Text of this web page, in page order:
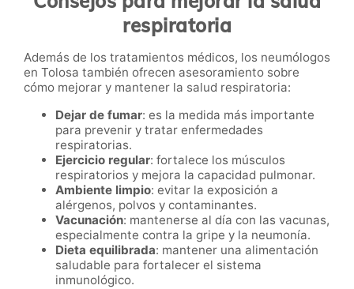
respiratoria
Además de los tratamientos médicos, los neumólogos
en Tolosa también ofrecen asesoramiento sobre
cómo mejorar y mantener la salud respiratoria:
Dejar de fumar: es la medida más importante
para prevenir y tratar enfermedades
respiratorias.
Ejercicio regular: fortalece los músculos
respiratorios y mejora la capacidad pulmonar.
Ambiente limpio: evitar la exposición a
alérgenos, polvos y contaminantes.
Vacunación: mantenerse al día con las vacunas,
especialmente contra la gripe y la neumonía.
Dieta equilibrada: mantener una alimentación
saludable para fortalecer el sistema
inmunológico.